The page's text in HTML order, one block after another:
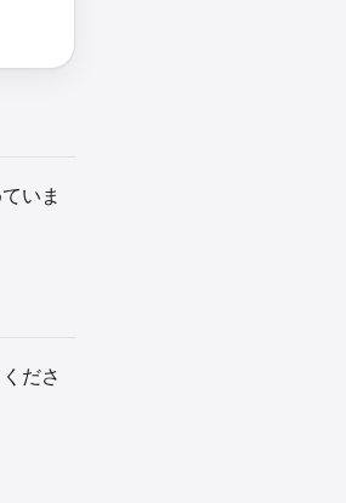
いま
ださ